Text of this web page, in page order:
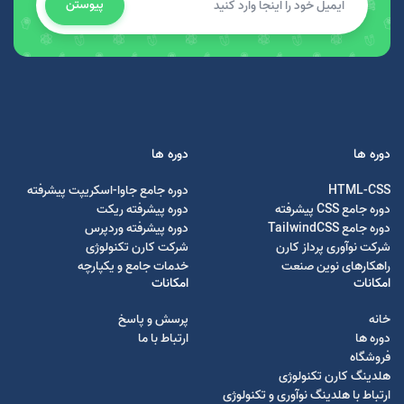
پیوستن
دوره ها
HTML-CSS
دوره جامع CSS پیشرفته
دوره جامع TailwindCSS
شرکت نوآوری پرداز کارن
راهکارهای نوین صنعت
دوره ها
دوره جامع جاوا-اسکریپت پیشرفته
دوره پیشرفته ریکت
دوره پیشرفته وردپرس
شرکت کارن تکنولوژی
خدمات جامع و یکپارچه
امکانات
خانه
دوره ها
فروشگاه
هلدینگ کارن تکنولوژی
ارتباط با هلدینگ نوآوری و تکنولوژی
امکانات
پرسش و پاسخ
ارتباط با ما